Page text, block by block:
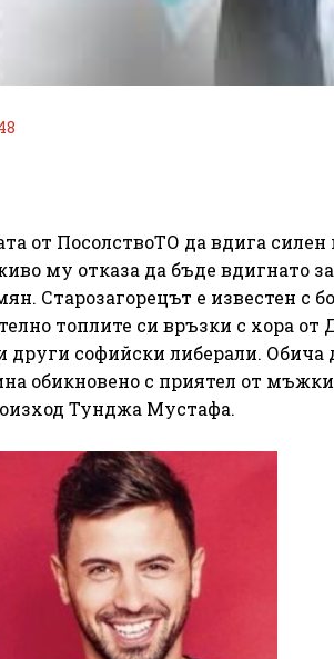
от ПосолствоТО да вдига
му отказа да бъде вдигнато
Старозагорецът е известен с
топлите си връзки с хора от
други софийски либерали. Обича
обикновено с приятел от
Тунджа Мустафа.